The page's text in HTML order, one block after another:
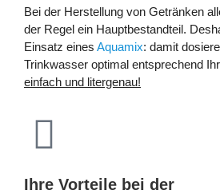
Bei der Herstellung von Getränken
der Regel ein Hauptbestandteil.
Einsatz eines Aquamix: damit
Trinkwasser optimal entsprechend
einfach und litergenau!
Ihre Vorteile bei der